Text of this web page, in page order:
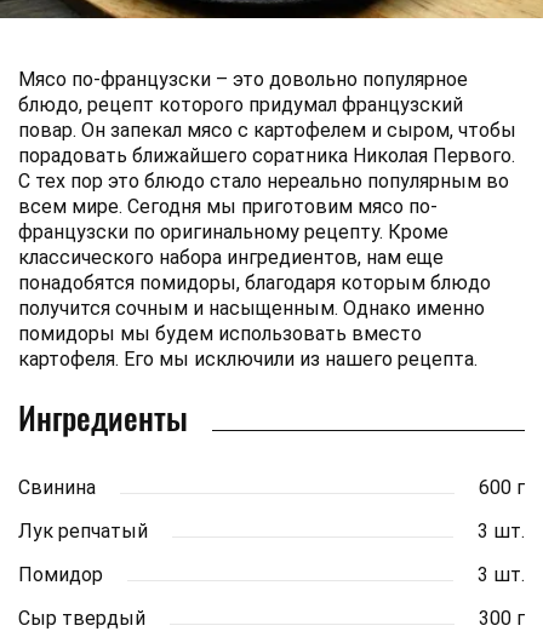
Мясо по-французски – это довольно популярное
блюдо, рецепт которого придумал французский
повар. Он запекал мясо с картофелем и сыром, чтобы
порадовать ближайшего соратника Николая Первого.
С тех пор это блюдо стало нереально популярным во
всем мире. Сегодня мы приготовим мясо по-
французски по оригинальному рецепту. Кроме
классического набора ингредиентов, нам еще
понадобятся помидоры, благодаря которым блюдо
получится сочным и насыщенным. Однако именно
помидоры мы будем использовать вместо
картофеля. Его мы исключили из нашего рецепта.
Ингредиенты
Свинина
600 г
Лук репчатый
3 шт.
Помидор
3 шт.
Сыр твердый
300 г